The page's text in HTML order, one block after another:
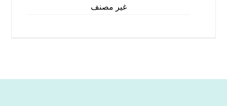
غير مصنف